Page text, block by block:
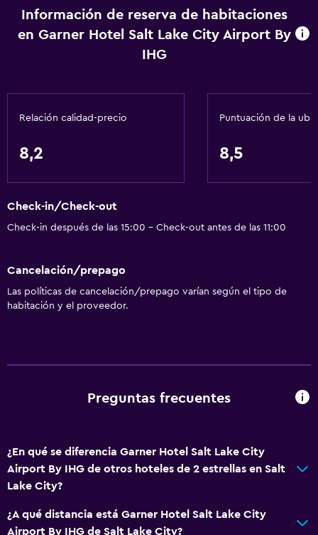
extra)
Ducha adaptada para silla de ruedas
Estacionamiento y transporte
Estacionamiento gratuito
Lavandería
Lavandería
General
Habitaciones familiares
Cajero automático/banco
Baño
Secador de pelo
Zona de trabajo
Información de reserva de habitaciones
en Garner Hotel Salt Lake City Airport By
IHG
Relación calidad-precio
8,2
Puntuación de la
8,5
Check-in/Check-out
Check-in después de las 15:00 - Check-out antes de las 11:00
Cancelación/prepago
Las políticas de cancelación/prepago varían según el tipo de
habitación y el proveedor.
Preguntas frecuentes
¿En qué se diferencia Garner Hotel Salt Lake City
Airport By IHG de otros hoteles de 2 estrellas en Salt
Lake City?
¿A qué distancia está Garner Hotel Salt Lake City
Airport By IHG de Salt Lake City?